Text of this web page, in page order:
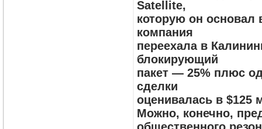
Satellite,
которую он основал
компания
переехала в
блокирующий
пакет — 25% плюс
сделки
оценивалась в $125
Можно, конечно,